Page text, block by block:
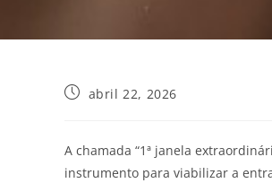
abril 22, 2026
A chamada “1ª janela
instrumento para viabilizar a